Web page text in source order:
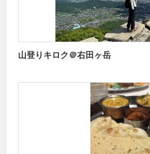
山登りキロク＠右田ヶ岳